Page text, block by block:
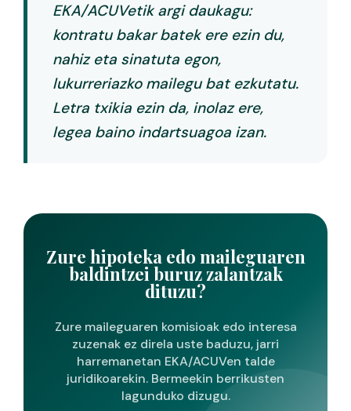
EKA/ACUVetik argi daukagu:
kontratu bakar batek ere ezin du,
nahiz eta sinatuta egon,
lukurreriazko mailegu bat ezkutatu.
Letra txikia ezin da, inolaz ere,
legea baino indartsuagoa izan.
Zure hipoteka edo maileguaren
baldintzei buruz zalantzak
dituzu?
Zure maileguaren komisioak edo interesa
zuzenak ez direla uste baduzu, jarri
harremanetan EKA/ACUVen talde
juridikoarekin. Bermeekin berrikusten
lagunduko dizugu.